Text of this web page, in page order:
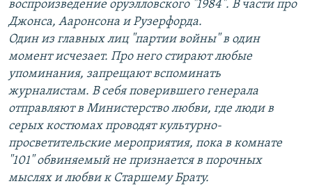
воспроизведение оруэлловского "1984". В части про
Джонса, Ааронсона и Рузерфорда.
Один из главных лиц "партии войны" в один
момент исчезает. Про него стирают любые
упоминания, запрещают вспоминать
журналистам. В себя поверившего генерала
отправляют в Министерство любви, где люди в
серых костюмах проводят культурно-
просветительские мероприятия, пока в комнате
"101" обвиняемый не признается в порочных
мыслях и любви к Старшему Брату.